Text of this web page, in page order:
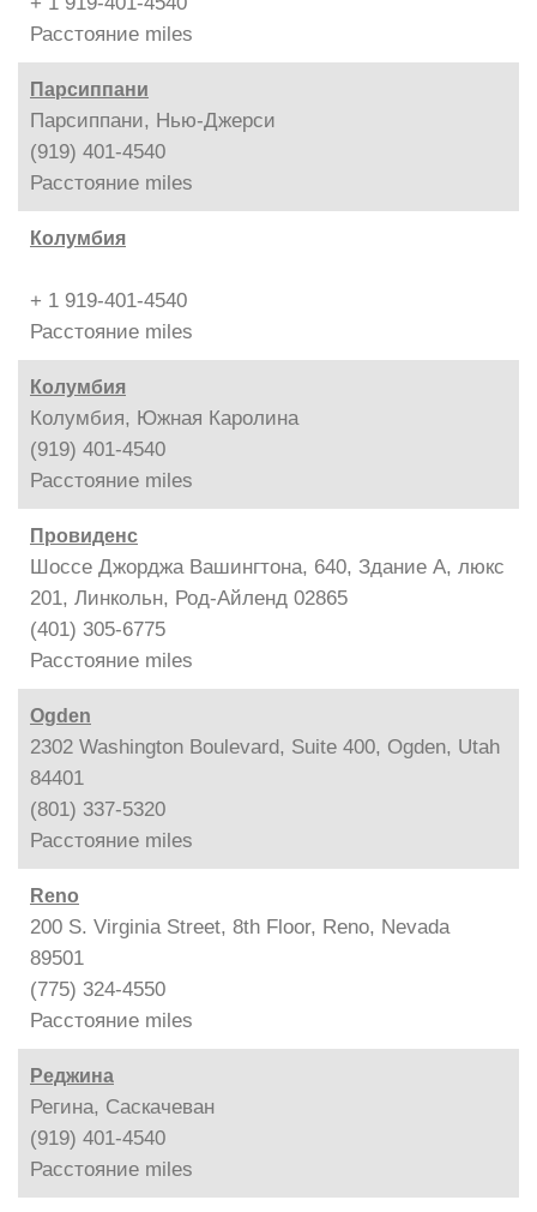
Расстояние miles
Парсиппани
Парсиппани, Нью-Джерси
(919) 401-4540
Расстояние miles
Колумбия
+ 1 919-401-4540
Расстояние miles
Колумбия
Колумбия, Южная Каролина
(919) 401-4540
Расстояние miles
Провиденс
Шоссе Джорджа Вашингтона, 640, Здание A, люкс
201, Линкольн, Род-Айленд 02865
(401) 305-6775
Расстояние miles
Ogden
2302 Washington Boulevard, Suite 400, Ogden, Utah
84401
(801) 337-5320
Расстояние miles
Reno
200 S. Virginia Street, 8th Floor, Reno, Nevada
89501
(775) 324-4550
Расстояние miles
Реджина
Регина, Саскачеван
(919) 401-4540
Расстояние miles